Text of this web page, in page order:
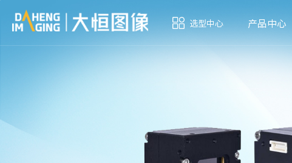
选型中心 产品中心